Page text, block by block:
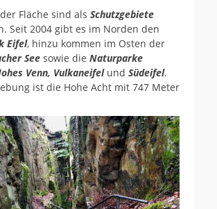
Fläche sind als Schutzgebiete
Seit 2004 gibt es im Norden den
Eifel, hinzu kommen im Osten der
See sowie die Naturparke
Venn, Vulkaneifelund Südeifel.
ist die Hohe Acht mit 747 Meter